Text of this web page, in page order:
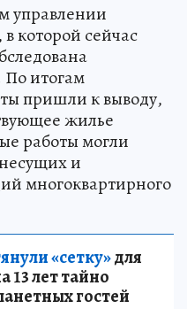
управлении
которой сейчас
итогам
пришли к выводу,
жилье
работы могли
и
многоквартирного
«сетку»для
13 лет тайно
гостей